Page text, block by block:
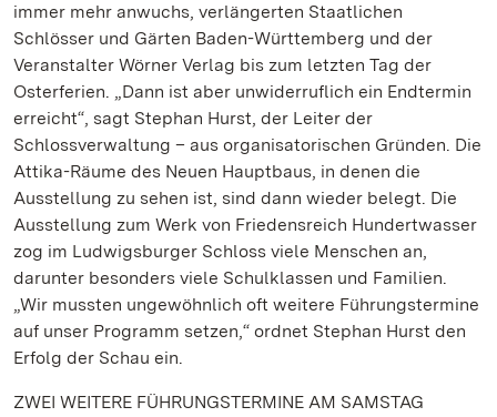
immer mehr anwuchs, verlängerten Staatlichen
Schlösser und Gärten Baden-Württemberg und der
Veranstalter Wörner Verlag bis zum letzten Tag der
Osterferien. „Dann ist aber unwiderruflich ein Endtermin
erreicht“, sagt Stephan Hurst, der Leiter der
Schlossverwaltung – aus organisatorischen Gründen. Die
Attika-Räume des Neuen Hauptbaus, in denen die
Ausstellung zu sehen ist, sind dann wieder belegt. Die
Ausstellung zum Werk von Friedensreich Hundertwasser
zog im Ludwigsburger Schloss viele Menschen an,
darunter besonders viele Schulklassen und Familien.
„Wir mussten ungewöhnlich oft weitere Führungstermine
auf unser Programm setzen,“ ordnet Stephan Hurst den
Erfolg der Schau ein.
ZWEI WEITERE FÜHRUNGSTERMINE AM SAMSTAG